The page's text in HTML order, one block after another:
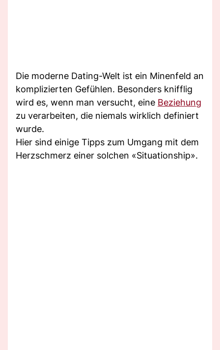
Die moderne Dating-Welt ist ein Minenfeld an
komplizierten Gefühlen. Besonders knifflig
wird es, wenn man versucht, eine Beziehung
zu verarbeiten, die niemals wirklich definiert
wurde.
Hier sind einige Tipps zum Umgang mit dem
Herzschmerz einer solchen «Situationship».